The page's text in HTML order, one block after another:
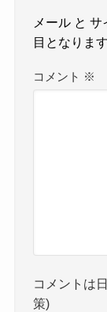
コメント ※
コメントは
策)